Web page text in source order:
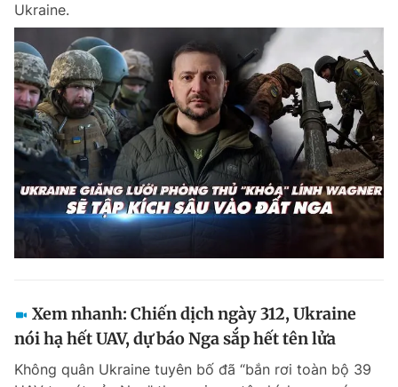
Ukraine.
Xem nhanh: Chiến dịch ngày 312, Ukraine
nói hạ hết UAV, dự báo Nga sắp hết tên lửa
Không quân Ukraine tuyên bố đã “bắn rơi toàn bộ 39